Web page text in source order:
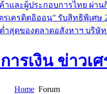
ค้าและผู้ประกอบการไทย ผ่
เครดิตอิออน” รับสิทธิพิเศษ
ำสุดของตลาดอสังหาฯ บริษั
Home Forum